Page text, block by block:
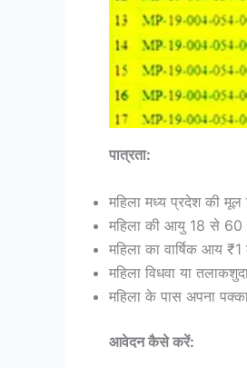
पात्रता:
महिला मध्य प्रदेश की मूल
महिला की आयु 18 से 60
महिला का वार्षिक आय
महिला विधवा या
महिला के पास अपना
आवेदन कैसे करें: